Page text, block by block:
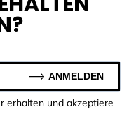
erhalten und akzeptiere
ANMELDEN